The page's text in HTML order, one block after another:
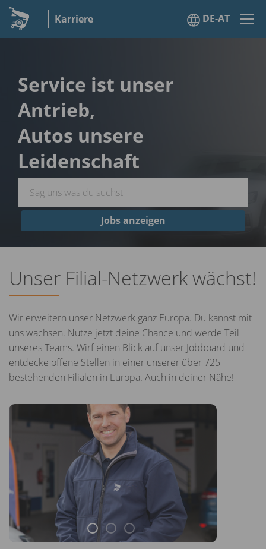
Karriere DE-AT
Service ist unser
Antrieb,
Autos unsere
Leidenschaft
Jobs anzeigen
Unser Filial-Netzwerk wächst!
Wir erweitern unser Netzwerk ganz Europa. Du kannst mit
uns wachsen. Nutze jetzt deine Chance und werde Teil
unseres Teams. Wirf einen Blick auf unser Jobboard und
entdecke offene Stellen in einer unserer über 725
bestehenden Filialen in Europa. Auch in deiner Nähe!